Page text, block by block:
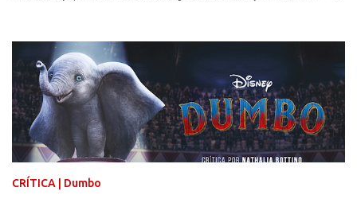
Comics . É importante ressaltar que este não é um filme de herói. E muito
menos de vilão. O longa de Todd Phillips (Se Beber, Não Case!) segue uma
trajetória profunda do reflexo da corrupção da sociedade na vida de um ser
humano, capaz de causar perturbação e desconforto do inicio ao fim da
projeção, e por mais um bom tempo após deixar o cinema. Trata-se de
uma obra difícil de ser "digerida", pois lida com temas sensíveis, como
abuso, doença mental, bullying e violência física. Todo esse turbilhão de
informações molda a mente d...
CRÍTICA | Dumbo